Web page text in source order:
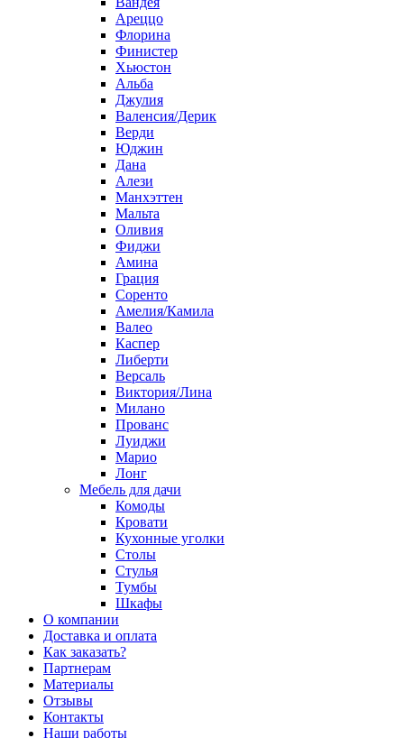
Ареццо
Флорина
Финистер
Хьюстон
Альба
Джулия
Валенсия/Дерик
Верди
Юджин
Дана
Алези
Манхэттен
Мальта
Оливия
Фиджи
Амина
Грация
Соренто
Амелия/Камила
Валео
Каспер
Либерти
Версаль
Виктория/Лина
Милано
Прованс
Луиджи
Марио
Лонг
Мебель для дачи
Комоды
Кровати
Кухонные уголки
Столы
Стулья
Тумбы
Шкафы
О компании
Доставка и оплата
Как заказать?
Партнерам
Материалы
Отзывы
Контакты
Наши работы